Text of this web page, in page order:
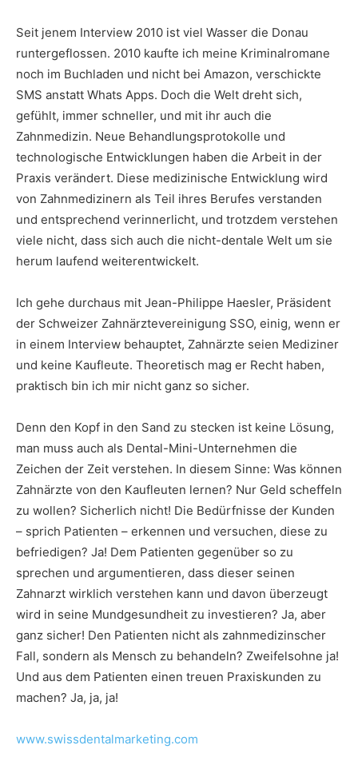
Seit jenem Interview 2010 ist viel Wasser die Donau
runtergeflossen. 2010 kaufte ich meine Kriminalromane
noch im Buchladen und nicht bei Amazon, verschickte
SMS anstatt Whats Apps. Doch die Welt dreht sich,
gefühlt, immer schneller, und mit ihr auch die
Zahnmedizin. Neue Behandlungsprotokolle und
technologische Entwicklungen haben die Arbeit in der
Praxis verändert. Diese medizinische Entwicklung wird
von Zahnmedizinern als Teil ihres Berufes verstanden
und entsprechend verinnerlicht, und trotzdem verstehen
viele nicht, dass sich auch die nicht-dentale Welt um sie
herum laufend weiterentwickelt.
Ich gehe durchaus mit Jean-Philippe Haesler, Präsident
der Schweizer Zahnärztevereinigung SSO, einig, wenn er
in einem Interview behauptet, Zahnärzte seien Mediziner
und keine Kaufleute. Theoretisch mag er Recht haben,
praktisch bin ich mir nicht ganz so sicher.
Denn den Kopf in den Sand zu stecken ist keine Lösung,
man muss auch als Dental-Mini-Unternehmen die
Zeichen der Zeit verstehen. In diesem Sinne: Was können
Zahnärzte von den Kaufleuten lernen? Nur Geld scheffeln
zu wollen? Sicherlich nicht! Die Bedürfnisse der Kunden
– sprich Patienten – erkennen und versuchen, diese zu
befriedigen? Ja! Dem Patienten gegenüber so zu
sprechen und argumentieren, dass dieser seinen
Zahnarzt wirklich verstehen kann und davon überzeugt
wird in seine Mundgesundheit zu investieren? Ja, aber
ganz sicher! Den Patienten nicht als zahnmedizinscher
Fall, sondern als Mensch zu behandeln? Zweifelsohne ja!
Und aus dem Patienten einen treuen Praxiskunden zu
machen? Ja, ja, ja!
www.swissdentalmarketing.com